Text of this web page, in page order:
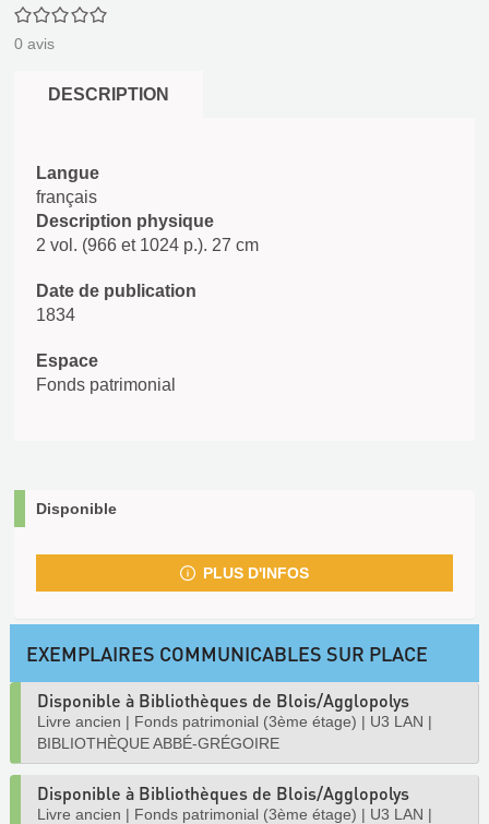
0/5
0 avis
DESCRIPTION
Langue
français
Description physique
2 vol. (966 et 1024 p.). 27 cm
Date de publication
1834
Espace
Fonds patrimonial
Disponible
PLUS D'INFOS
EXEMPLAIRES COMMUNICABLES SUR PLACE
Disponible à Bibliothèques de Blois/Agglopolys
Livre ancien | Fonds patrimonial (3ème étage) | U3 LAN |
BIBLIOTHÈQUE ABBÉ-GRÉGOIRE
Disponible à Bibliothèques de Blois/Agglopolys
Livre ancien | Fonds patrimonial (3ème étage) | U3 LAN |